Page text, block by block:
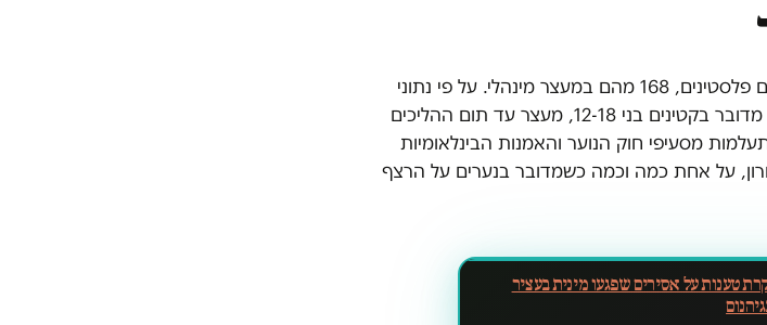
״הורים נגד מעצרי ילדים״, גם כאשר מדובר בקטינים בני 12-18, מעצר עד תום ההליכים
מסעיפי חוק הנוער והאמנות הבינלאומיות
על אחת כמה וכמה כשמדובר בנערים על הרצף
טענות על אסירים שפגעו מינית בעציר